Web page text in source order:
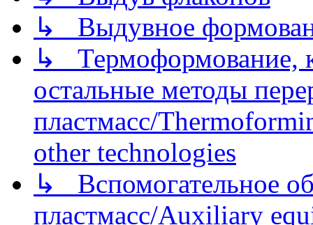
↳ Выдувное
↳ Термоформование,
остальные методы
пластмасс/
other technologies
↳ Вспомогательное
пластмасс/Auxiliary